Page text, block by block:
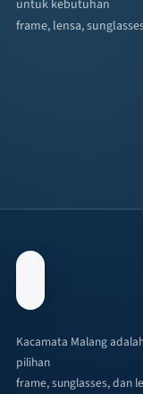
untuk kebutuhan
frame, lensa,
Kacamata Malang
pilihan
frame, sunglasses, dan